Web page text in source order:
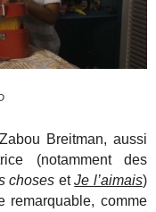
Breitman, aussi
(notamment des
choses etJe l’aimais)
remarquable, comme